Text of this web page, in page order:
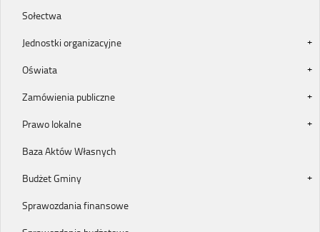
Sołectwa
Jednostki organizacyjne
Oświata
Zamówienia publiczne
Prawo lokalne
Baza Aktów Własnych
Budżet Gminy
Sprawozdania finansowe